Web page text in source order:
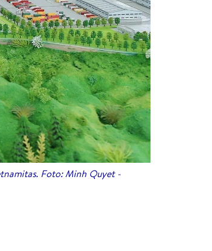
Foto: Minh Quyet -